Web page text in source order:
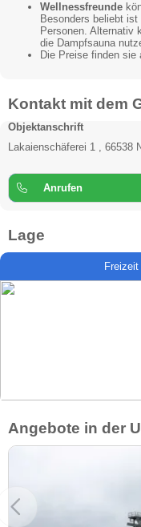
Wellnessfreunde
Besonders beliebt
Personen. Alternativ
die Dampfsauna
Die Preise finden sie
Kontakt mit dem
Objektanschrift
Lakaienschäferei 1 , 66538
Anrufen
Lage
Angebote in der